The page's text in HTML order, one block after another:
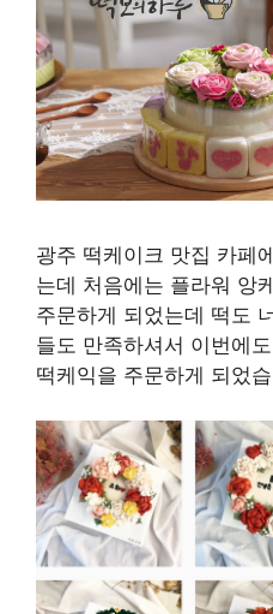
광주 떡케이크 맛집 카페
는데 처음에는 플라워 앙
주문하게 되었는데 떡도
들도 만족하셔서 이번에
떡케익을 주문하게 되었